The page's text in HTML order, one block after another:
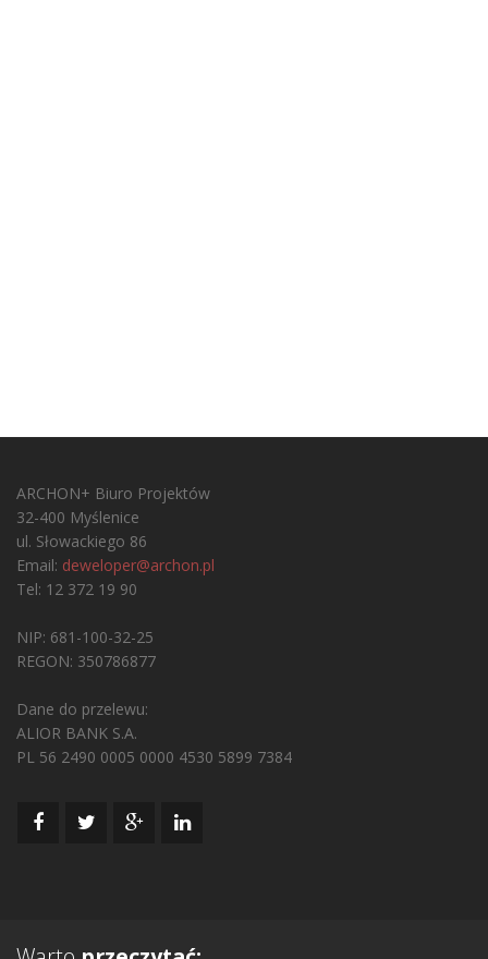
ARCHON+ Biuro Projektów
32-400 Myślenice
ul. Słowackiego 86
Email: deweloper@archon.pl
Tel: 12 372 19 90
NIP: 681-100-32-25
REGON: 350786877
Dane do przelewu:
ALIOR BANK S.A.
PL 56 2490 0005 0000 4530 5899 7384